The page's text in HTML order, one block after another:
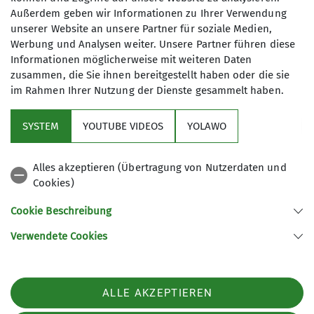
31789 Hameln
Telefon +4915204025660
Außerdem geben wir Informationen zu Ihrer Verwendung
unserer Website an unsere Partner für soziale Medien,
Werbung und Analysen weiter. Unsere Partner führen diese
Informationen möglicherweise mit weiteren Daten
zusammen, die Sie ihnen bereitgestellt haben oder die sie
im Rahmen Ihrer Nutzung der Dienste gesammelt haben.
SYSTEM YOUTUBE VIDEOS YOLAWO
Alles akzeptieren (Übertragung von Nutzerdaten und
Cookies)
Cookie Beschreibung
Verwendete Cookies
ALLE AKZEPTIEREN